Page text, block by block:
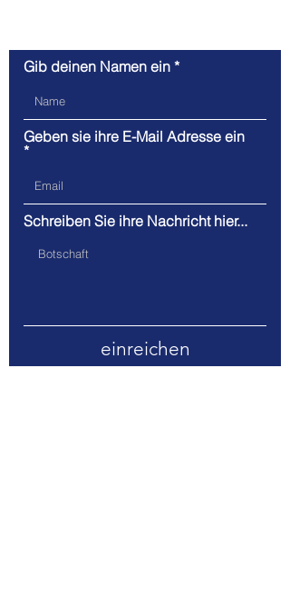
Gib deinen Namen ein
Geben sie ihre E-Mail Adresse ein
Schreiben Sie ihre Nachricht hier...
einreichen